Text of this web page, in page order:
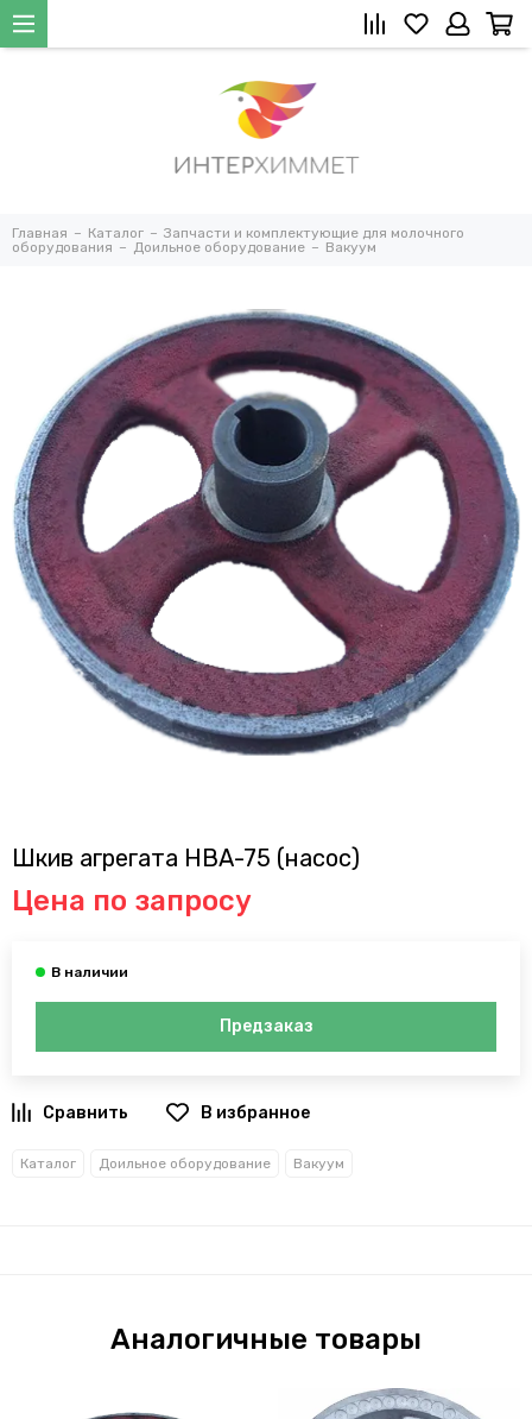
Главная Каталог
Запчасти и комплектующие для молочного
оборудования
Доильное оборудование Вакуум
Шкив агрегата НВА-75 (насос)
Цена по запросу
Предзаказ
В избранное
Каталог Доильное оборудование Вакуум
Аналогичные товары